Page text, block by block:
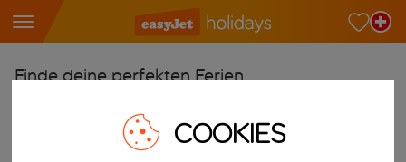
Finde deine perfekten Ferien
Wähle deine FlughäfenCOOKIES